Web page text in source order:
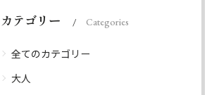
カテゴリー Categories
全てのカテゴリー
大人